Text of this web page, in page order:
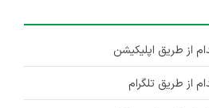
از طریق اپلیکیشن
از طریق تلگرام